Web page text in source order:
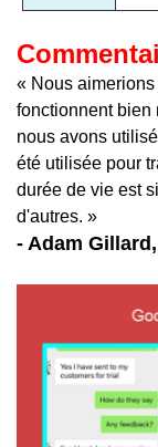
« Nous
fonctionnent bien
nous avons
été utilisée pour
durée de vie est
d'autres. »
- Adam